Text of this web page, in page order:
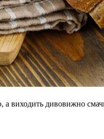
виходить дивовижно